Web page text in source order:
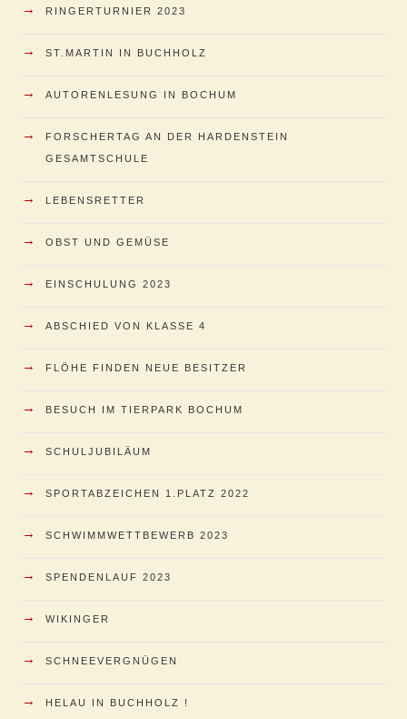
→ RINGERTURNIER 2023
→ ST.MARTIN IN BUCHHOLZ
→ AUTORENLESUNG IN BOCHUM
→
FORSCHERTAG AN DER HARDENSTEIN
GESAMTSCHULE
→ LEBENSRETTER
→ OBST UND GEMÜSE
→ EINSCHULUNG 2023
→ ABSCHIED VON KLASSE 4
→ FLÖHE FINDEN NEUE BESITZER
→ BESUCH IM TIERPARK BOCHUM
→ SCHULJUBILÄUM
→ SPORTABZEICHEN 1.PLATZ 2022
→ SCHWIMMWETTBEWERB 2023
→ SPENDENLAUF 2023
→ WIKINGER
→ SCHNEEVERGNÜGEN
→ HELAU IN BUCHHOLZ !